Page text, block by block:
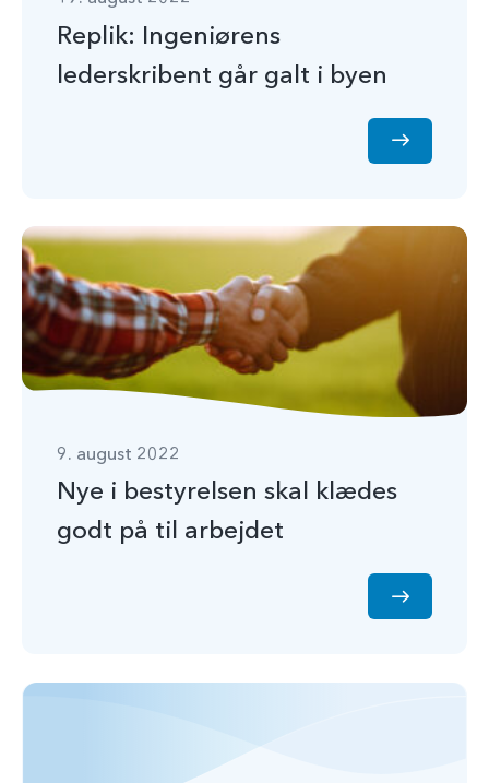
Replik: Ingeniørens
lederskribent går galt i byen
9. august 2022
Nye i bestyrelsen skal klædes
godt på til arbejdet